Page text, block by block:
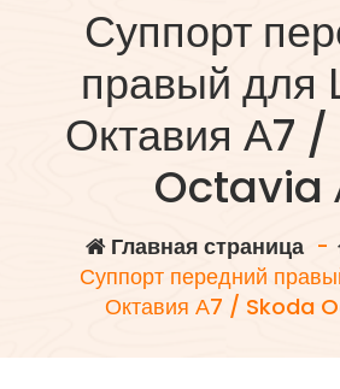
Суппорт
правый для
Октавия А7
Octavia
Главная страница-
Суппорт передний
Октавия А7 / Skoda